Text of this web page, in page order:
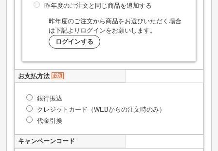
昨年度のご注文と同じ商品を追加する
昨年度のご注文から商品をお選びいただく場合
は下記よりログインをお願いします。
ログインする
お支払方法 必須
銀行振込
クレジットカード（WEBからの注文時のみ）
代金引換
キャンペーンコード